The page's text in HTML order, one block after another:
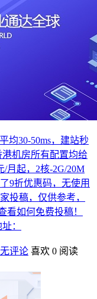
均30-50ms，建站秒
机房所有配置均给
/月起，2核-2G/20M
9折优惠码，无使用
投稿，仅供参考，
看如何免费投稿！
：
评论 喜欢 0 阅读